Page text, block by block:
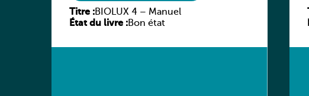
Titre :BIOLUX 4 – Manuel
État du livre :Bon état